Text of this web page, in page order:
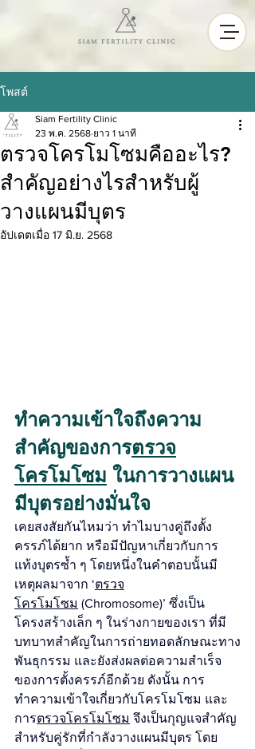
โพสต์
ตรวจโครโมโซมคืออะไร?
สำคัญอย่างไรสำหรับผู้
วางแผนมีบุตร
Siam Fertility Clinic
23 พ.ค. 2568 ยาว 1 นาที
อัปเดตเมื่อ 17 มิ.ย. 2568
ทำความเข้าใจถึงความ
สำคัญของการตรวจ
โครโมโซม ในการวางแผน
มีบุตรอย่างมั่นใจ
เคยสงสัยกันไหมว่า ทำไมบางคู่ถึงตั้ง
ครรภ์ได้ยาก หรือมีปัญหาเกี่ยวกับการ
แท้งบุตรซ้ำ ๆ โดยหนึ่งในคำตอบนั้นมี
เหตุผลมาจาก ‘ตรวจ
โครโมโซม (Chromosome)’ ซึ่งเป็น
โครงสร้างเล็ก ๆ ในร่างกายของเรา ที่มี
บทบาทสำคัญในการถ่ายทอดลักษณะทาง
พันธุกรรม และยังส่งผลต่อความสำเร็จ
ของการตั้งครรภ์อีกด้วย ดังนั้น การ
ทำความเข้าใจเกี่ยวกับโครโมโซม และ
การตรวจโครโมโซม จึงเป็นกุญแจสำคัญ
สำหรับคู่รักที่กำลังวางแผนมีบุตร โดย